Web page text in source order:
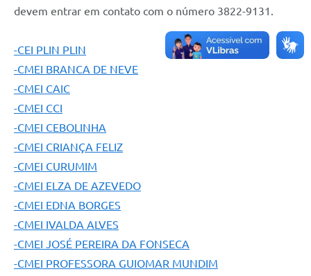
devem entrar em contato com o número 3822-9131.
-CEI PLIN PLIN
-CMEI BRANCA DE NEVE
-CMEI CAIC
-CMEI CCI
-CMEI CEBOLINHA
-CMEI CRIANÇA FELIZ
-CMEI CURUMIM
-CMEI ELZA DE AZEVEDO
-CMEI EDNA BORGES
-CMEI IVALDA ALVES
-CMEI JOSÉ PEREIRA DA FONSECA
-CMEI PROFESSORA GUIOMAR MUNDIM